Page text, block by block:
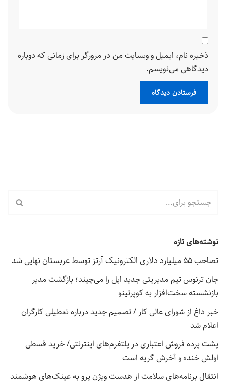
ذخیره نام، ایمیل و وبسایت من در مرورگر برای زمانی که دوباره
دیدگاهی می‌نویسم.
نوشته‌های تازه
تصاحب ۵۵ میلیارد دلاری الکترونیک آرتز توسط عربستان نهایی شد
جان ترنوس تیم مدیریتی جدید اپل را می‌چیند؛ بازگشت مدیر
بازنشسته سخت‌افزار به کوپرتینو
خبر داغ از شورای عالی کار / تصمیم جدید درباره تعطیلی کارگران
اعلام شد
پشت پرده فروش اعتباری در پلتفرم‌های اینترنتی/ خرید قسطی
اولش خنده و آخرش گریه است
انتقال برنامه‌های سلامت از هدست ویژن پرو به عینک‌های هوشمند